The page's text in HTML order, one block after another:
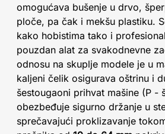
omogućava bušenje u drvo,
ploče, pa čak i mekšu plastiku.
kako hobistima tako i
pouzdan alat za svakodnevne
odnosu na skuplje modele je u
kaljeni čelik osigurava oštrinu i
šestougaoni prihvat mašine (P -
obezbeđuje sigurno držanje u
sprečavajući proklizavanje